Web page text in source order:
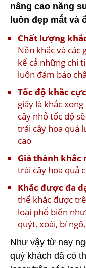
nâng cao năng
luôn đẹp mắt và
Chất lượng
Nền khắc và các
kể cả những chi
luôn đảm bảo
Tốc độ khắc
giây là khắc
cây nhỏ tốc độ
trái cây hoa quả
cao
Giá thành khắc
trái cây hoa quả
Khắc được đa
thể khắc được
loại phổ biến
quýt, xoài, bí
Như vậy từ nay
quý khách đã có